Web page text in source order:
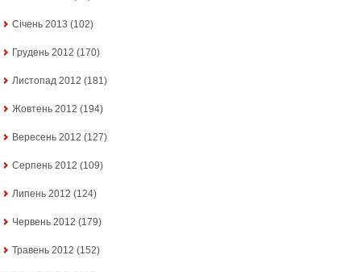
Січень 2013 (102)
Грудень 2012 (170)
Листопад 2012 (181)
Жовтень 2012 (194)
Вересень 2012 (127)
Серпень 2012 (109)
Липень 2012 (124)
Червень 2012 (179)
Травень 2012 (152)